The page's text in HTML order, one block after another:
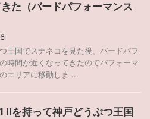
た（バードパフォーマンス
王国でスナネコを見た後、バードパフ
時間が近くなってきたのでパフォーマ
エリアに移動しま ...
IIを持って神戸どうぶつ王国